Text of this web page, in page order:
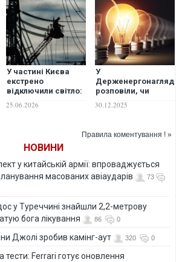
У частині Києва
екстрено
відключили світло:
назвали причину, в
25.06.2026
У
Держенергонагляді
розповіли, чи
відключень світла
30.12.2025
Правила коментування ! »
НОВИНИ
у китайській армії: впроваджується
масованих авіаударів
73
у Туреччині знайшли 2,2-метрову
бога лікування
86 0
Джолі зробив камінг-аут 320 0
тести: Ferrari готує оновлення